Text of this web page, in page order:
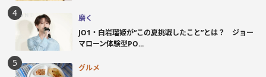
磨く
JO1・白岩瑠姫が“この夏挑戦したこと”とは？ ジョー
マローン体験型PO...
グルメ